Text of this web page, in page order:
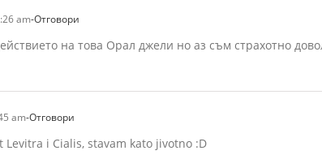
am-Отговори
на това Орал джели но аз съм страхотно
am-Отговори
i Cialis, stavam kato jivotno :D